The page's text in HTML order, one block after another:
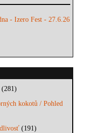
- Izero Fest - 27.6.26
kokotů / Pohled
(191)